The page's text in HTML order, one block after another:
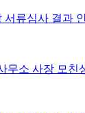
서류심사 결과
무소 사장 모친